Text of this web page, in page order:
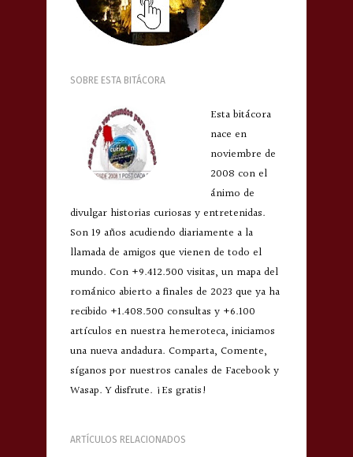
SOBRE ESTA BITÁCORA
Esta bitácora
nace en
noviembre de
2008 con el
ánimo de
divulgar historias curiosas y entretenidas.
Son 19 años acudiendo diariamente a la
llamada de amigos que vienen de todo el
mundo. Con +9.412.500 visitas, un mapa del
románico abierto a finales de 2023 que ya ha
recibido +1.408.500 consultas y +6.100
artículos en nuestra hemeroteca, iniciamos
una nueva andadura. Comparta, Comente,
síganos por nuestros canales de Facebook y
Wasap. Y disfrute. ¡Es gratis!
ARTÍCULOS RELACIONADOS